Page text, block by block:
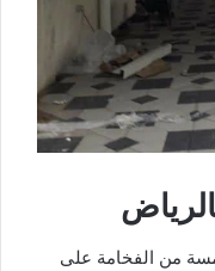
من الفخامة على